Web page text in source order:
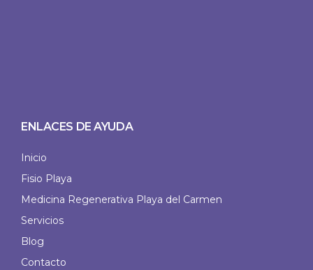
ENLACES DE AYUDA
Inicio
Fisio Playa
Medicina Regenerativa Playa del Carmen
Servicios
Blog
Contacto